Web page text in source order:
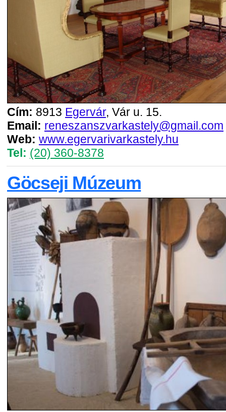
Cím: 8913 Egervár, Vár u. 15.
Email: reneszanszvarkastely@gmail.com
Web: www.egervarivarkastely.hu
Tel: (20) 360-8378
Göcseji Múzeum